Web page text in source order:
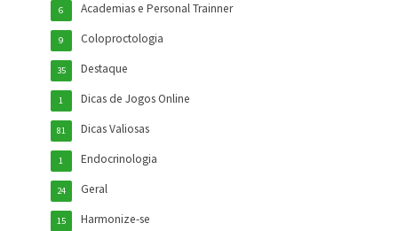
Academias e Personal Trainner
6
Coloproctologia
9
Destaque
35
Dicas de Jogos Online
1
Dicas Valiosas
81
Endocrinologia
1
Geral
24
Harmonize-se
15